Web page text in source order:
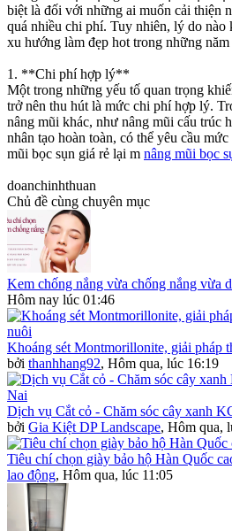
biệt là đối với những ai muốn cải thiện
quá nhiều chi phí. Tuy nhiên, lý do nào
xu hướng làm đẹp hot trong những năm
1. **Chi phí hợp lý**
Một trong những yếu tố quan trọng
trở nên thu hút là mức chi phí hợp lý.
nâng mũi khác, như nâng mũi cấu trúc
nhân tạo hoàn toàn, có thể yêu cầu
mũi bọc sụn giá rẻ lại m nâng mũi bọc
doanchinhthuan
Chủ đề cùng chuyên mục
Kem chống nắng vừa chống nắng vừa
Hôm nay lúc 01:46
Khoáng sét Montmorillonite, giải pháp
bởi thanhhang92, Hôm qua, lúc 16:19
Dịch vụ Cắt cỏ - Chăm sóc cây xanh
bởi Gia Kiệt DP Landscape, Hôm qua,
Tiêu chí chọn giày bảo hộ Hàn Quốc
lao động, Hôm qua, lúc 11:05